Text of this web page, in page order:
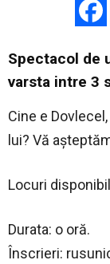
Spectacol de
varsta intre 3
Cine e
lui? Vă
Locuri
Durata: o oră.
Înscrieri: